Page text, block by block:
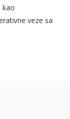
kao
veze sa